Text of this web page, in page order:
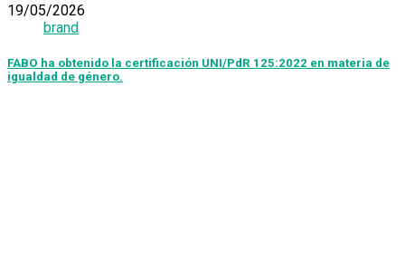
19/05/2026
brand
FABO ha obtenido la certificación UNI/PdR 125:2022 en materia de
igualdad de género.